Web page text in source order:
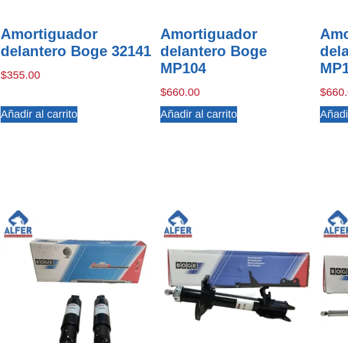
Amortiguador
delantero Boge 32141
$355.00
Añadir al carrito
Amortiguador
delantero Boge
MP104
$660.00
Añadir al carrito
$